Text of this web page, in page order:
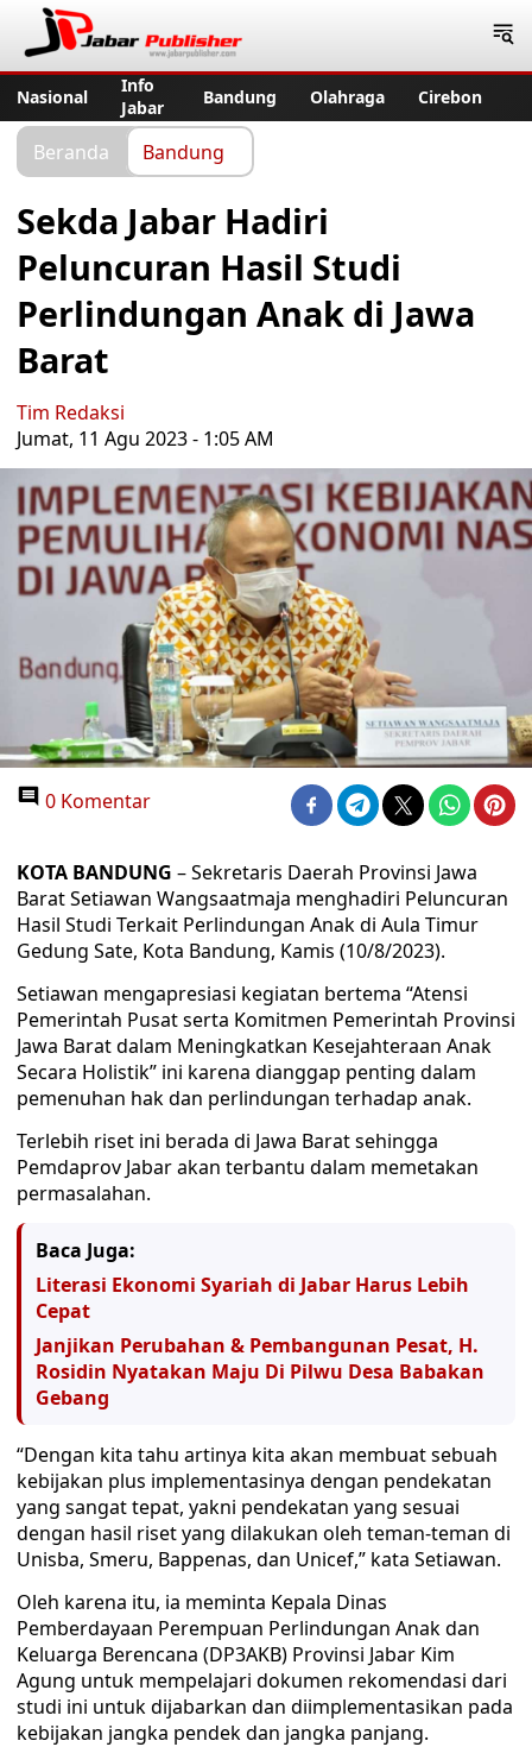
Nasional
Info
Jabar
Bandung Olahraga Cirebon
Beranda Bandung
Sekda Jabar Hadiri
Peluncuran Hasil Studi
Perlindungan Anak di Jawa
Barat
Tim Redaksi
Jumat, 11 Agu 2023 - 1:05 AM
0 Komentar
KOTA BANDUNG – Sekretaris Daerah Provinsi Jawa
Barat Setiawan Wangsaatmaja menghadiri Peluncuran
Hasil Studi Terkait Perlindungan Anak di Aula Timur
Gedung Sate, Kota Bandung, Kamis (10/8/2023).
Setiawan mengapresiasi kegiatan bertema “Atensi
Pemerintah Pusat serta Komitmen Pemerintah Provinsi
Jawa Barat dalam Meningkatkan Kesejahteraan Anak
Secara Holistik” ini karena dianggap penting dalam
pemenuhan hak dan perlindungan terhadap anak.
Terlebih riset ini berada di Jawa Barat sehingga
Pemdaprov Jabar akan terbantu dalam memetakan
permasalahan.
Baca Juga:
Literasi Ekonomi Syariah di Jabar Harus Lebih
Cepat
Janjikan Perubahan & Pembangunan Pesat, H.
Rosidin Nyatakan Maju Di Pilwu Desa Babakan
Gebang
“Dengan kita tahu artinya kita akan membuat sebuah
kebijakan plus implementasinya dengan pendekatan
yang sangat tepat, yakni pendekatan yang sesuai
dengan hasil riset yang dilakukan oleh teman-teman di
Unisba, Smeru, Bappenas, dan Unicef,” kata Setiawan.
Oleh karena itu, ia meminta Kepala Dinas
Pemberdayaan Perempuan Perlindungan Anak dan
Keluarga Berencana (DP3AKB) Provinsi Jabar Kim
Agung untuk mempelajari dokumen rekomendasi dari
studi ini untuk dijabarkan dan diimplementasikan pada
kebijakan jangka pendek dan jangka panjang.